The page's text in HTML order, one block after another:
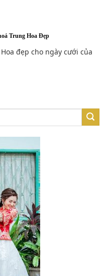
Trung Hoa Đẹp
đẹp cho ngày cưới của